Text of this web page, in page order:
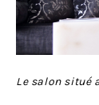
Le salon situé